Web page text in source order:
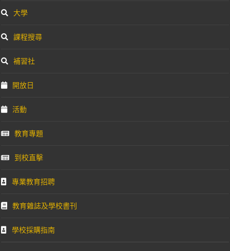
大學
課程搜尋
補習社
開放日
活動
教育專題
到校直擊
專業教育招聘
教育雜誌及學校書刊
學校採購指南